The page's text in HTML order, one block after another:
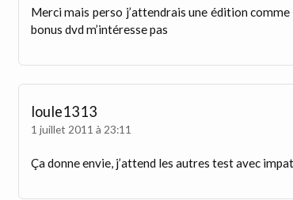
Merci mais perso j’attendrais une édition
bonus dvd m’intéresse pas
loule1313
1 juillet 2011 à 23:11
Ça donne envie, j’attend les autres test avec